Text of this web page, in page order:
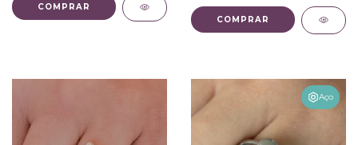
COMPRAR
COMPRAR
Aço